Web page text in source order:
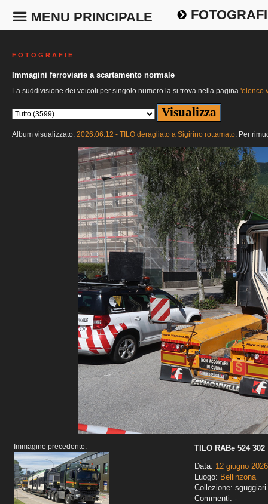
MENU PRINCIPALE
F O T O G R A F I E
Immagini ferroviarie a scartamento normale
La suddivisione dei veicoli per singolo numero la si trova nella pagina 'elenco
Album visualizzato: 2026.06.12 - TILO deragliato a Sigirino rottamato. Per
Immagine precedente:
TILO RABe 524 302
Data: 12 giugno 2026
Luogo: Bellinzona
Collezione:
Commenti: -